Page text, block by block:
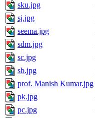
sku.jpg
sj.jpg
seema.jpg
sdm.jpg
sc.jpg
sb.jpg
prof. Manish Kumar.jpg
pk.jpg
pc.jpg